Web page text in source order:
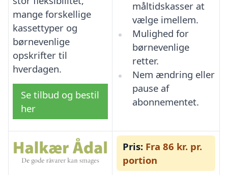
mange forskellige
kassettyper og
børnevenlige
opskrifter til
hverdagen.
Se tilbud og bestil
her
måltidskasser at
vælge imellem.
Mulighed for
børnevenlige
retter.
Nem ændring eller
pause af
abonnementet.
Pris: Fra 86 kr. pr.
portion